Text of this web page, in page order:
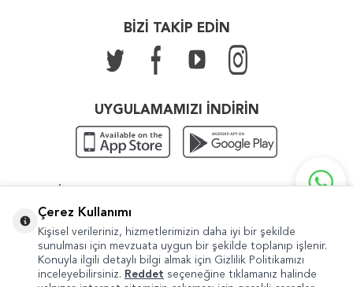
BİZİ TAKİP EDİN
UYGULAMAMIZI İNDİRİN
ÖNEMLI BILGILER
HIZLI ERIŞIM
Çerez Kullanımı
Kişisel verileriniz, hizmetlerimizin daha iyi bir şekilde
sunulması için mevzuata uygun bir şekilde toplanıp işlenir.
Konuyla ilgili detaylı bilgi almak için Gizlilik Politikamızı
inceleyebilirsiniz. Reddet seçeneğine tıklamanız halinde